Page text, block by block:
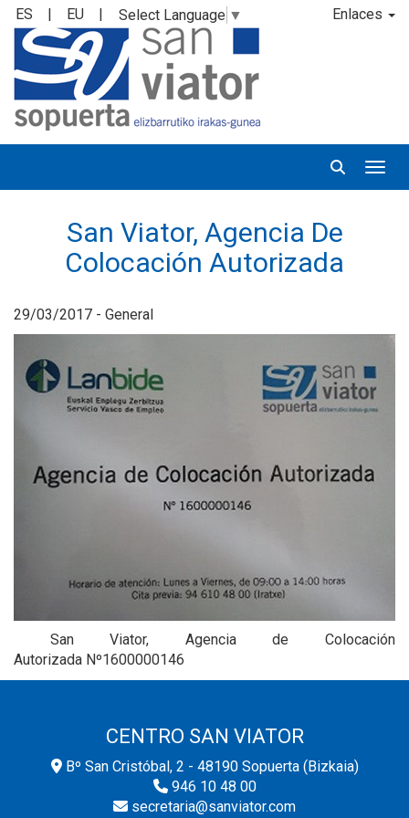
Enlaces
ES | EU | Select Language ▼
San Viator, Agencia De
Colocación Autorizada
29/03/2017 - General
San Viator, Agencia de Colocación
Autorizada Nº1600000146
CENTRO SAN VIATOR
Bº San Cristóbal, 2 - 48190 Sopuerta (Bizkaia)
946 10 48 00
secretaria@sanviator.com